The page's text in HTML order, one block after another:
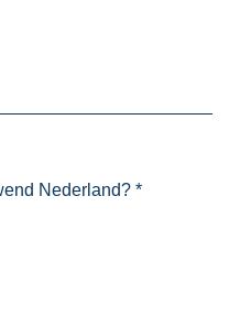
Nederland? *